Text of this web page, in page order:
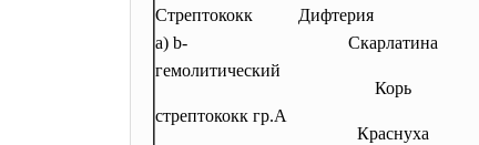
Стрептококк
а) b-
гемолитический
стрептококк гр.А
Дифтерия
Скарлатина
Корь
Краснуха